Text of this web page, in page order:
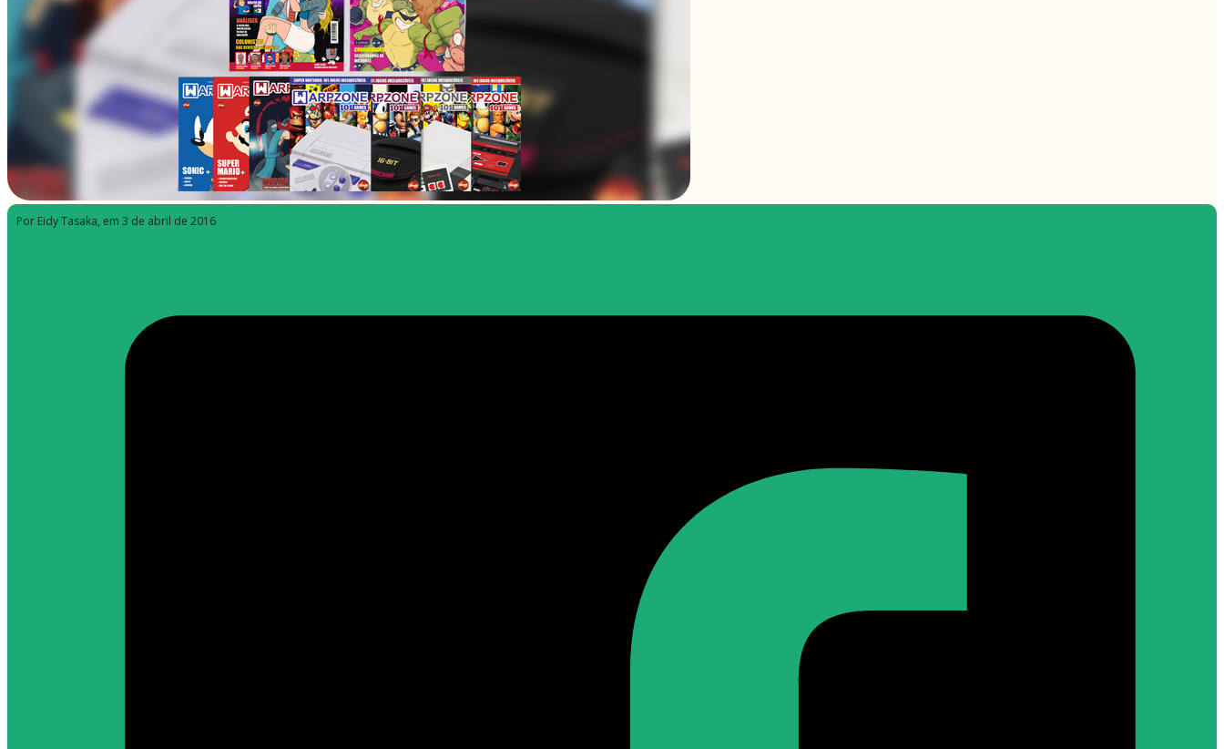
Por Eidy Tasaka, em 3 de abril de 2016